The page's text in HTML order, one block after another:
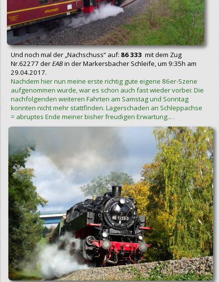
Und noch mal der „Nachschuss“ auf: 86 333 mit dem Zug
Nr.62277 derEABin der Markersbacher Schleife, um 9:35h am
29.04.2017.
Nachdem hier nun meine erste richtig gute eigene 86er-Szene
aufgenommen wurde, war es schon auch fast wieder vorbei: Die
nachfolgenden weiteren Fahrten am Samstag und Sonntag
konnten nicht mehr stattfinden. Lagerschaden an Schleppachse
= abruptes Ende meiner bisher freudigen Erwartung... .